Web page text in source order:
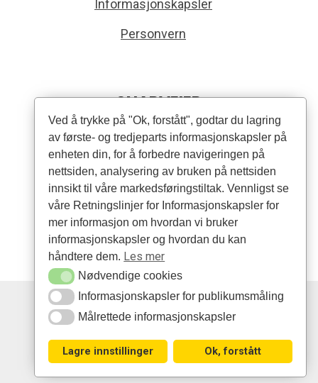
Informasjonskapsler
Personvern
SNARVEIER
Produkter
Forhandlere
Artikler
Copyright © 2026
er distributør av Victor
Ved å trykke på "Ok, forstått", godtar du lagring
av første- og tredjeparts informasjonskapsler på
enheten din, for å forbedre navigeringen på
nettsiden, analysering av bruken på nettsiden
innsikt til våre markedsføringstiltak. Vennligst se
våre Retningslinjer for Informasjonskapsler for
mer informasjon om hvordan vi bruker
informasjonskapsler og hvordan du kan
håndtere dem. Les mer
Nødvendige cookies
Nødvendige cookies
Informasjonskapsler for publikumsmåling
Informasjonskapsler for publikumsmåling
Målrettede informasjonskapsler
Målrettede informasjonskapsler
Lagre innstillinger Ok, forstått